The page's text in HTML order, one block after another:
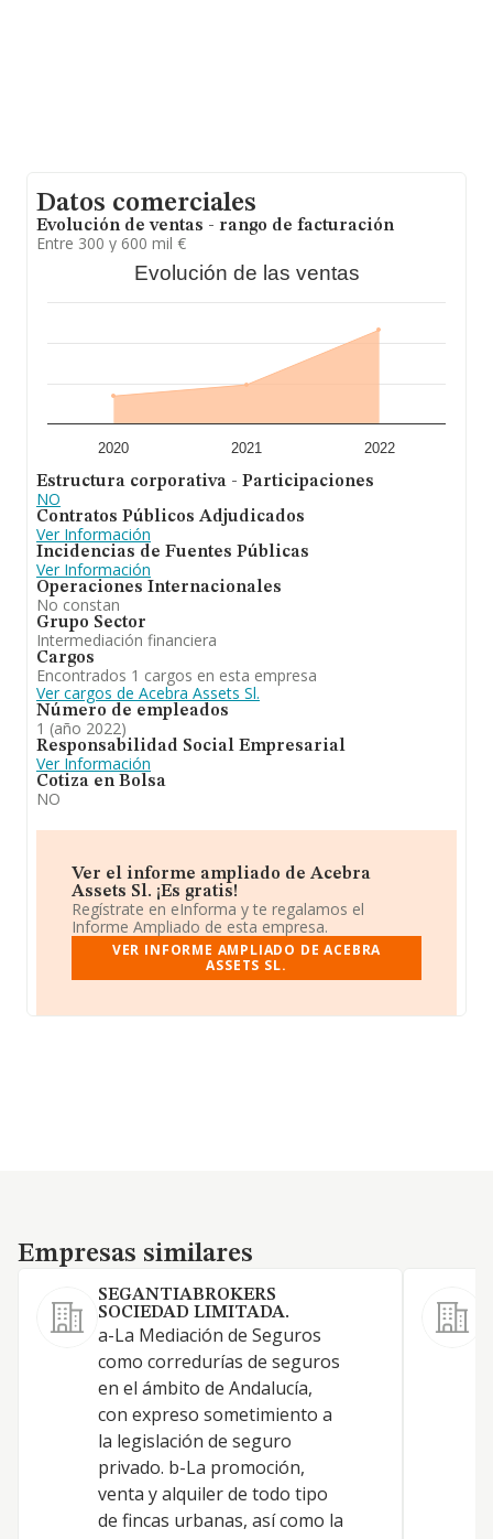
Datos comerciales
Evolución de ventas - rango de facturación
Entre 300 y 600 mil €
Evolución de las ventas
2020 2021 2022
Estructura corporativa - Participaciones
NO
Contratos Públicos Adjudicados
Ver Información
Incidencias de Fuentes Públicas
Ver Información
Operaciones Internacionales
No constan
Grupo Sector
Intermediación financiera
Cargos
Encontrados 1 cargos en esta empresa
Ver cargos de Acebra Assets Sl.
Número de empleados
1 (año 2022)
Responsabilidad Social Empresarial
Ver Información
Cotiza en Bolsa
NO
Ver el informe ampliado de Acebra
Assets Sl. ¡Es gratis!
Regístrate en eInforma y te regalamos el
Informe Ampliado de esta empresa.
VER INFORME AMPLIADO DE ACEBRA
ASSETS SL.
Empresas similares
Empresas similares
SEGANTIABROKERS
SOCIEDAD LIMITADA.
a-La Mediación de Seguros
como corredurías de seguros
en el ámbito de Andalucía,
con expreso sometimiento a
la legislación de seguro
privado. b-La promoción,
venta y alquiler de todo tipo
de fincas urbanas, así como la